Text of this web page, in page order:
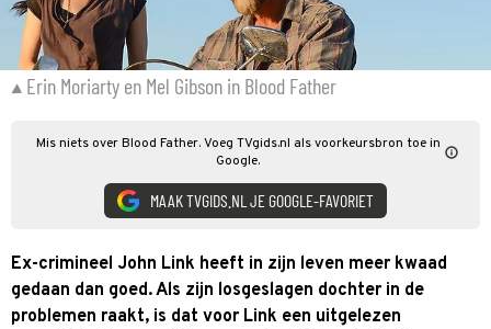
Erin Moriarty en Mel Gibson in Blood Father
Mis niets over Blood Father. Voeg TVgids.nl als voorkeursbron toe in
Google.
MAAK TVGIDS.NL JE GOOGLE-FAVORIET
Ex-crimineel John Link heeft in zijn leven meer kwaad
gedaan dan goed. Als zijn losgeslagen dochter in de
problemen raakt, is dat voor Link een uitgelezen